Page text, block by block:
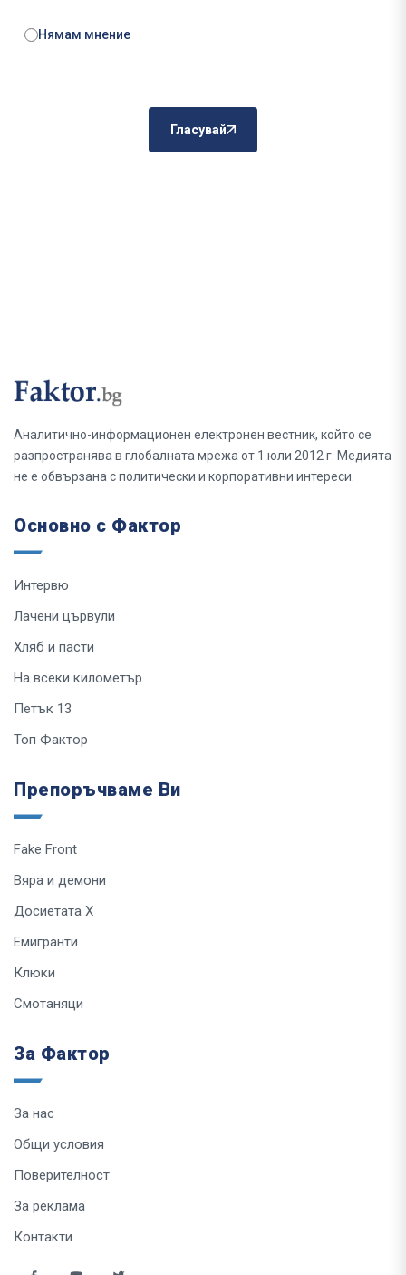
Нямам мнение
Гласувай
Аналитично-информационен електронен вестник, който се
разпространява в глобалната мрежа от 1 юли 2012 г. Медията
не е обвързана с политически и корпоративни интереси.
Основно с Фактор
Интервю
Лачени цървули
Хляб и пасти
На всеки километър
Петък 13
Топ Фактор
Препоръчваме Ви
Fake Front
Вяра и демони
Досиетата Х
Емигранти
Клюки
Смотаняци
За Фактор
За нас
Общи условия
Поверителност
За реклама
Контакти